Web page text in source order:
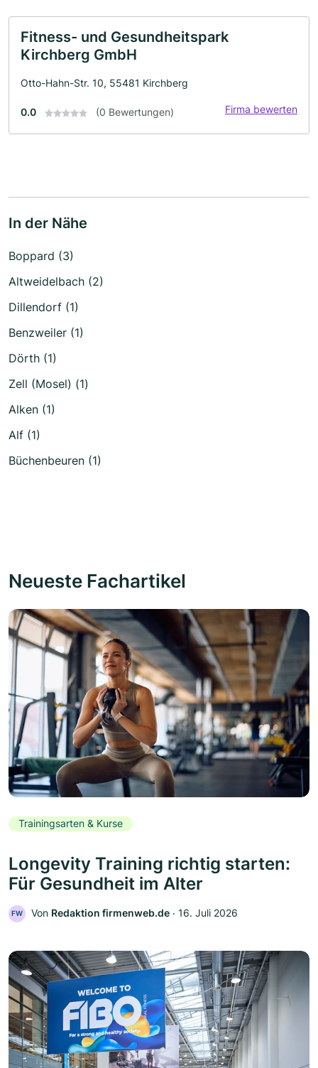
Fitness- und Gesundheitspark
Kirchberg GmbH
Otto-Hahn-Str. 10, 55481 Kirchberg
0.0 (0 Bewertungen) Firma bewerten
In der Nähe
Boppard (3)
Altweidelbach (2)
Dillendorf (1)
Benzweiler (1)
Dörth (1)
Zell (Mosel) (1)
Alken (1)
Alf (1)
Büchenbeuren (1)
Neueste Fachartikel
Trainingsarten & Kurse
Longevity Training richtig starten:
Für Gesundheit im Alter
FW Von Redaktion firmenweb.de ‧ 16. Juli 2026